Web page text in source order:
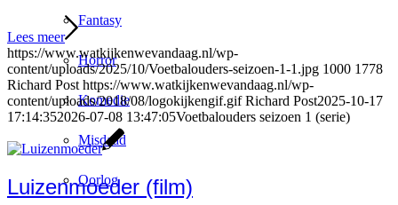
Fantasy
Horror
Komedie
Misdaad
Oorlog
Lees meer
https://www.watkijkenwevandaag.nl/wp-
content/uploads/2025/10/Voetbalouders-seizoen-1-1.jpg 1000 1778
Richard Post https://www.watkijkenwevandaag.nl/wp-
content/uploads/2018/08/logokijkengif.gif Richard Post2025-10-17
17:14:352026-07-08 13:47:05Voetbalouders seizoen 1 (serie)
Luizenmoeder (film)